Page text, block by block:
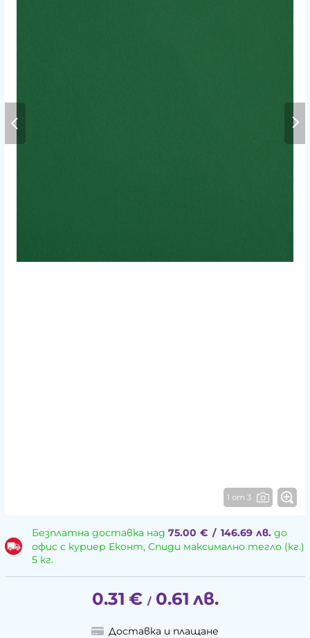
1 от 3
Безплатна доставка над 75.00 € / 146.69 лв.до
офис с куриер Еконт, Спиди максимално тегло (кг.)
5 кг.
0.31 € / 0.61 лв.
Доставка и плащане